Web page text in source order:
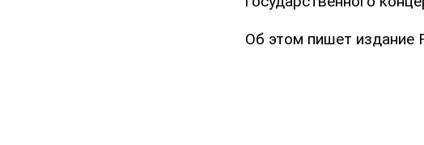
Об этом пишет издание